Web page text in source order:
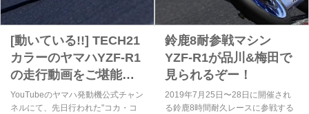
[動いている!!] TECH21
カラーのヤマハYZF-R1
の走行動画をご堪能く
ださい!! [感動!!]
YouTubeのヤマハ発動機公式チャン
ネルにて、先日行われた"コカ・コ
鈴鹿8耐参戦マシン
YZF-R1が品川&梅田で
見られるぞー！
2019年7月25日〜28日に開催され
る鈴鹿8時間耐久レースに参戦する